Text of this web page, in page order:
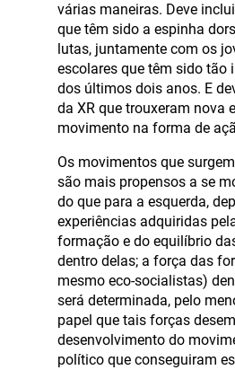
várias maneiras. Deve
que têm sido a espinha
lutas, juntamente com os
escolares que têm sido tão
dos últimos dois anos. E
da XR que trouxeram nova
movimento na forma de
Os movimentos que
são mais propensos a se
do que para a esquerda,
experiências adquiridas
formação e do equilíbrio
dentro delas; a força das
mesmo eco-socialistas)
será determinada, pelo
papel que tais forças
desenvolvimento do
político que conseguiram